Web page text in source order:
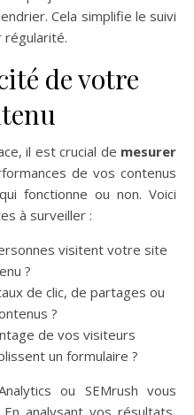
Cela simplifie le suivi
régularité.
de votre
il est crucial de mesurer
de vos contenus
fonctionne ou non. Voici
à surveiller :
visitent votre site
?
de clic, de partages ou
?
de vos visiteurs
un formulaire ?
ou SEMrush vous
analysant vos résultats,